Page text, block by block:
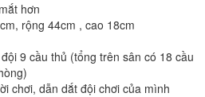
hơn
rộng 44cm , cao 18cm
9 cầu thủ (tổng trên sân có 18 cầu
chơi, dẫn dắt đội chơi của mình